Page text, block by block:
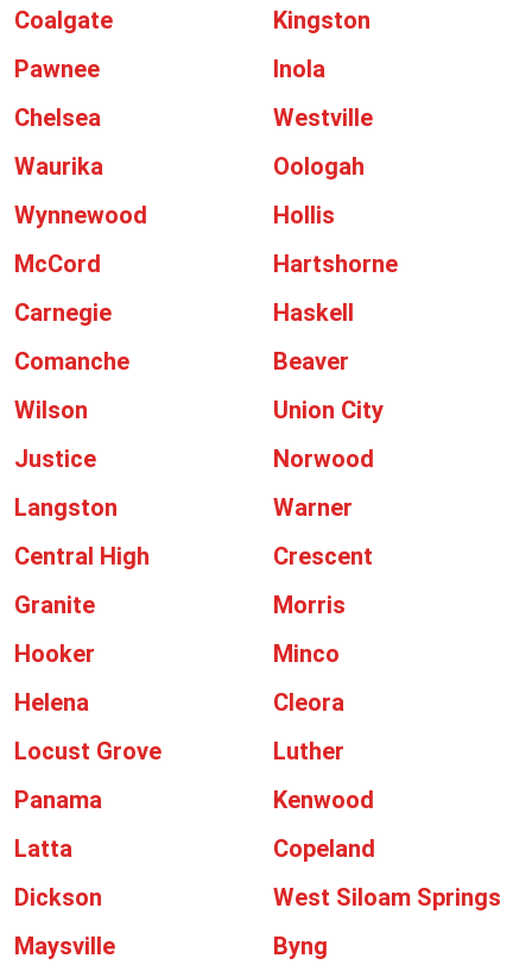
Coalgate
Kingston
Pawnee
Inola
Chelsea
Westville
Waurika
Oologah
Wynnewood
Hollis
McCord
Hartshorne
Carnegie
Haskell
Comanche
Beaver
Wilson
Union City
Justice
Norwood
Langston
Warner
Central High
Crescent
Granite
Morris
Hooker
Minco
Helena
Cleora
Locust Grove
Luther
Panama
Kenwood
Latta
Copeland
Dickson
West Siloam Springs
Maysville
Byng